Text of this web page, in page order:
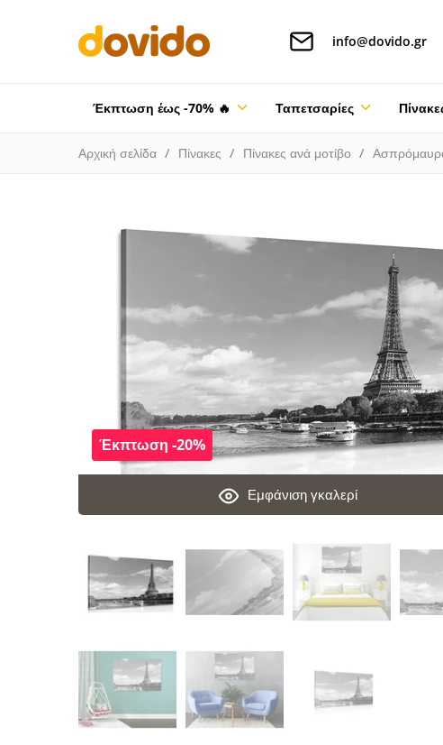
info@dovido.gr
Έκπτωση έως -70% 🔥 Ταπετσαρίες
Αρχική σελίδα Πίνακες Πίνακες ανά μοτίβο
Εμφάνιση γκαλερί
Έκπτωση -20%